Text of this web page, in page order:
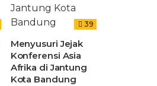
39
Menyusuri Jejak
Konferensi Asia
Afrika di Jantung
Kota Bandung